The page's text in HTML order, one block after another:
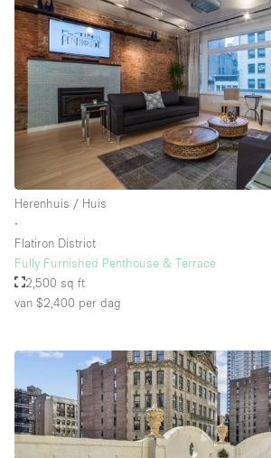
Herenhuis / Huis
∙
Flatiron District
Fully Furnished Penthouse & Terrace
2,500 sq ft
van $2,400 per dag